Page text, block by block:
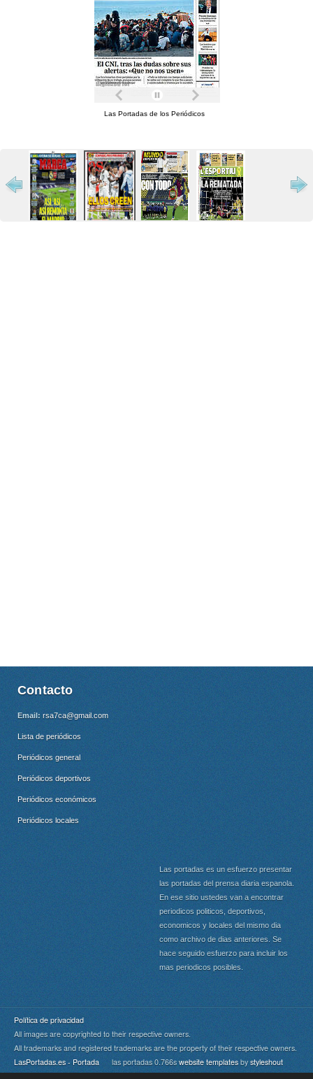
Las Portadas de los Periódicos
Contacto
Email: rsa7ca@gmail.com
Lista de periódicos
Periódicos general
Periódicos deportivos
Periódicos económicos
Periódicos locales
Las portadas es un esfuerzo presentar
las portadas del prensa diaria espanola.
En ese sitio ustedes van a encontrar
periodicos politicos, deportivos,
economicos y locales del mismo dia
como archivo de dias anteriores. Se
hace seguido esfuerzo para incluir los
mas periodicos posibles.
Política de privacidad
All images are copyrighted to their respective owners.
All trademarks and registered trademarks are the property of their respective owners.
LasPortadas.es - Portada las portadas 0.766s website templates by styleshout